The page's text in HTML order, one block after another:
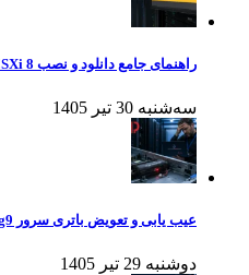
راهنمای جامع دانلود و نصب ESXi 8 بر روی سرورهای HPE
سه‌شنبه 30 تیر 1405
عیب یابی و تعویض باتری سرور hp g9 اچ پی
دوشنبه 29 تیر 1405